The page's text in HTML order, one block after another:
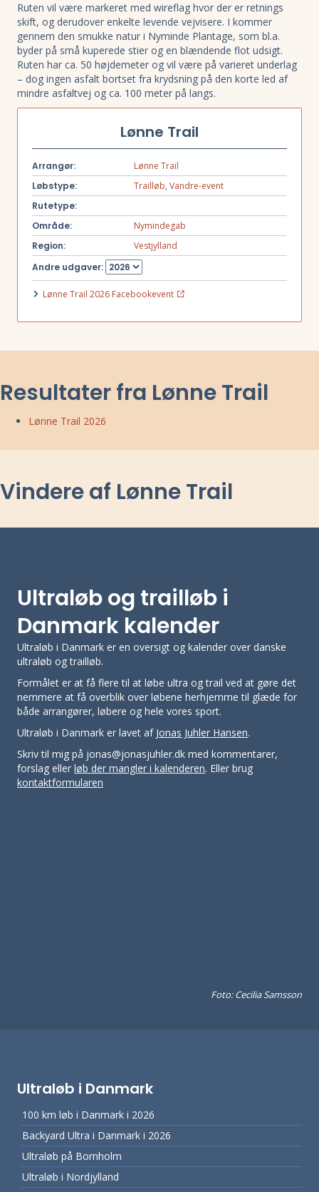
Ruten vil være markeret med wireflag hvor der er retnings
skift, og derudover enkelte levende vejvisere. I kommer
gennem den smukke natur i Nyminde Plantage, som bl.a.
byder på små kuperede stier og en blændende flot udsigt.
Ruten har ca. 50 højdemeter og vil være på varieret underlag
– dog ingen asfalt bortset fra krydsning på den korte led af
mindre asfaltvej og ca. 100 meter på langs.
Lønne Trail
Arrangør:
Lønne Trail
Løbstype:
Trailløb,Vandre-event
Rutetype:
Område:
Nymindegab
Region:
Vestjylland
Andre udgaver:
Lønne Trail 2026 Facebookevent
Resultater fra Lønne Trail
Lønne Trail 2026
Vindere af Lønne Trail
Ultraløb og trailløb i
Danmark kalender
Ultraløb i Danmark er en oversigt og kalender over danske
ultraløb og trailløb.
Formålet er at få flere til at løbe ultra og trail ved at gøre det
nemmere at få overblik over løbene herhjemme til glæde for
både arrangører, løbere og hele vores sport.
Ultraløb i Danmark er lavet af Jonas Juhler Hansen.
Skriv til mig på jonas@jonasjuhler.dk med kommentarer,
forslag eller løb der mangler i kalenderen. Eller brug
kontaktformularen
Foto: Cecilia Samsson
Ultraløb i Danmark
100 km løb i Danmark i 2026
Backyard Ultra i Danmark i 2026
Ultraløb på Bornholm
Ultraløb i Nordjylland